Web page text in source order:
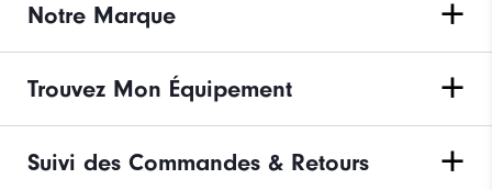
Notre Marque
Trouvez Mon Équipement
Suivi des Commandes & Retours